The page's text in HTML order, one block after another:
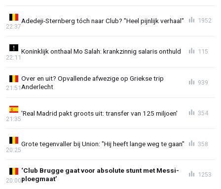
Adedeji-Sternberg tóch naar Club? "Heel pijnlijk verhaal"
22:37
1952
Koninklijk onthaal Mo Salah: krankzinnig salaris onthuld
22:11
115
Over en uit? Opvallende afwezige op Griekse trip
Anderlecht
21:51
939
'Real Madrid pakt groots uit: transfer van 125 miljoen'
21:35
354
Grote tegenvaller bij Union: "Hij heeft lange weg te gaan"
20:25
358
‘Club Brugge gaat voor absolute stunt met Messi-
ploegmaat’
20:00
1253